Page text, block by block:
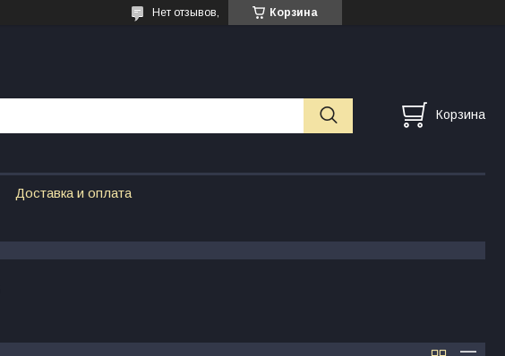
Корзина
Нет отзывов,
Корзина
Доставка и оплата